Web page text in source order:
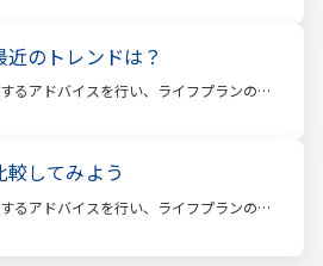
のトレンドは？
るアドバイスを行い、ライフプランの設
ルプランナー。
してみよう
るアドバイスを行い、ライフプランの設
ルプランナー。